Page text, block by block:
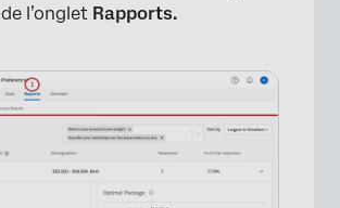
de l’onglet Rapports.